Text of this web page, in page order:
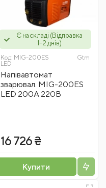
Є на складі (Відправка
1-2 днів)
Код: MIG-200ES
LED
Gtm
Напівавтомат
зварювал. MIG-200ES
LED 200A 220В
16 726 ₴
Купити